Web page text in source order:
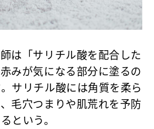
は「サリチル酸を配合した
みが気になる部分に塗るの
サリチル酸には角質を柔ら
毛穴つまりや肌荒れを予防
という。